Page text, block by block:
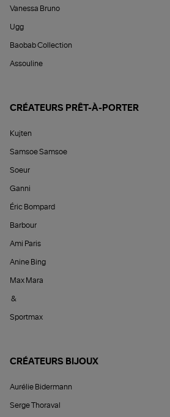
Vanessa Bruno
Ugg
Baobab Collection
Assouline
CRÉATEURS PRÊT-À-PORTER
Kujten
Samsoe Samsoe
Soeur
Ganni
Éric Bompard
Barbour
Ami Paris
Anine Bing
Max Mara
&
Sportmax
CRÉATEURS BIJOUX
Aurélie Bidermann
Serge Thoraval